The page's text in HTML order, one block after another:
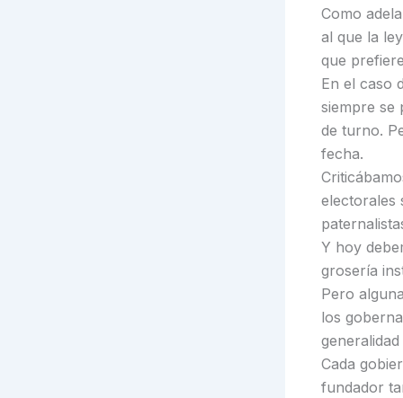
k
Como
al que la
que
En el caso
siempre se
de turno.
fecha.
electorales
Y hoy
grosería
Pero
los
Cada
fundador